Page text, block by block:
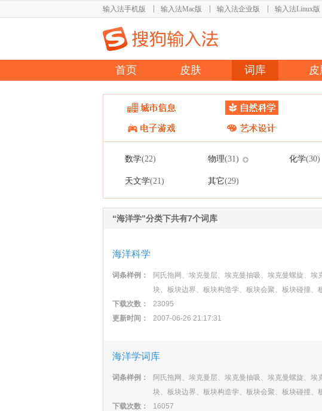
输入法手机版 输入法Mac版 输入法企业版 输入法Linux版
首页 皮肤 词库
数学(22) 物理(31) 化学(30)
天文学(21) 其它(29)
“海洋学”分类下共有7个词库
海洋科学
词条样例：
阿氏拖网、埃克曼层、埃克曼抽吸、埃克曼螺旋、
块、板块边界、板块构造学、板块会聚、板块碰撞、
下载次数：
23095
更新时间：
2007-06-26 21:17:31
海洋学词库
词条样例：
阿氏拖网、埃克曼层、埃克曼抽吸、埃克曼螺旋、
块、板块边界、板块构造学、板块会聚、板块碰撞、
下载次数：
16057